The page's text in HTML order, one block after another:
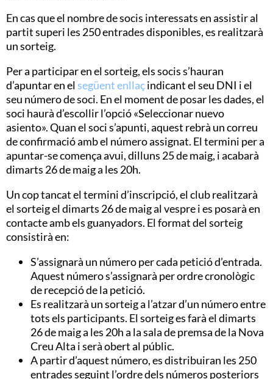
En cas que el nombre de socis interessats en assistir al
partit superi les 250 entrades disponibles, es realitzarà
un sorteig.
Per a participar en el sorteig, els socis s’hauran
d’apuntar en elsegüent enllaçindicant el seu DNI i el
seu número de soci. En el moment de posar les dades, el
soci haurà d’escollir l’opció «Seleccionar nuevo
asiento». Quan el soci s’apunti, aquest rebrà un correu
de confirmació amb el número assignat. El termini per a
apuntar-se comença avui, dilluns 25 de maig, i acabarà
dimarts 26 de maig a les 20h.
Un cop tancat el termini d’inscripció, el club realitzarà
el sorteig el dimarts 26 de maig al vespre i es posarà en
contacte amb els guanyadors. El format del sorteig
consistirà en:
S’assignarà un número per cada petició d’entrada.
Aquest número s’assignarà per ordre cronològic
de recepció de la petició.
Es realitzarà un sorteig a l’atzar d’un número entre
tots els participants. El sorteig es farà el dimarts
26 de maig a les 20h a la sala de premsa de la Nova
Creu Alta i serà obert al públic.
A partir d’aquest número, es distribuiran les 250
entrades seguint l’ordre dels números posteriors